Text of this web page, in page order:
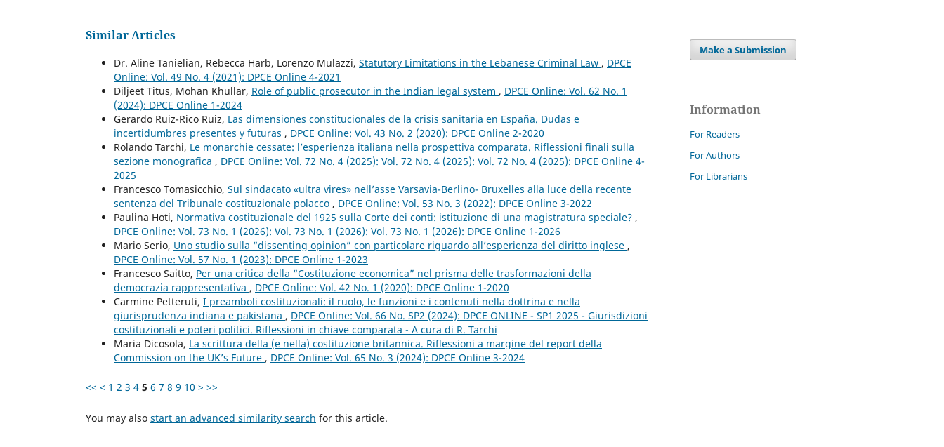
Similar Articles
Dr. Aline Tanielian, Rebecca Harb, Lorenzo Mulazzi, Statutory Limitations in the Lebanese Criminal Law , DPCE
Online: Vol. 49 No. 4 (2021): DPCE Online 4-2021
Diljeet Titus, Mohan Khullar, Role of public prosecutor in the Indian legal system , DPCE Online: Vol. 62 No. 1
(2024): DPCE Online 1-2024
Gerardo Ruiz-Rico Ruiz, Las dimensiones constitucionales de la crisis sanitaria en España. Dudas e
incertidumbres presentes y futuras , DPCE Online: Vol. 43 No. 2 (2020): DPCE Online 2-2020
Rolando Tarchi, Le monarchie cessate: l’esperienza italiana nella prospettiva comparata. Riflessioni finali sulla
sezione monografica , DPCE Online: Vol. 72 No. 4 (2025): Vol. 72 No. 4 (2025): Vol. 72 No. 4 (2025): DPCE Online 4-
2025
Francesco Tomasicchio, Sul sindacato «ultra vires» nell’asse Varsavia-Berlino- Bruxelles alla luce della recente
sentenza del Tribunale costituzionale polacco , DPCE Online: Vol. 53 No. 3 (2022): DPCE Online 3-2022
Paulina Hoti, Normativa costituzionale del 1925 sulla Corte dei conti: istituzione di una magistratura speciale? ,
DPCE Online: Vol. 73 No. 1 (2026): Vol. 73 No. 1 (2026): Vol. 73 No. 1 (2026): DPCE Online 1-2026
Mario Serio, Uno studio sulla “dissenting opinion” con particolare riguardo all’esperienza del diritto inglese ,
DPCE Online: Vol. 57 No. 1 (2023): DPCE Online 1-2023
Francesco Saitto, Per una critica della “Costituzione economica” nel prisma delle trasformazioni della
democrazia rappresentativa , DPCE Online: Vol. 42 No. 1 (2020): DPCE Online 1-2020
Carmine Petteruti, I preamboli costituzionali: il ruolo, le funzioni e i contenuti nella dottrina e nella
giurisprudenza indiana e pakistana , DPCE Online: Vol. 66 No. SP2 (2024): DPCE ONLINE - SP1 2025 - Giurisdizioni
costituzionali e poteri politici. Riflessioni in chiave comparata - A cura di R. Tarchi
Maria Dicosola, La scrittura della (e nella) costituzione britannica. Riflessioni a margine del report della
Commission on the UK’s Future , DPCE Online: Vol. 65 No. 3 (2024): DPCE Online 3-2024
<< < 1 2 3 4 5 6 7 8 9 10 > >>
You may also start an advanced similarity search for this article.
Make a Submission
Information
For Readers
For Authors
For Librarians